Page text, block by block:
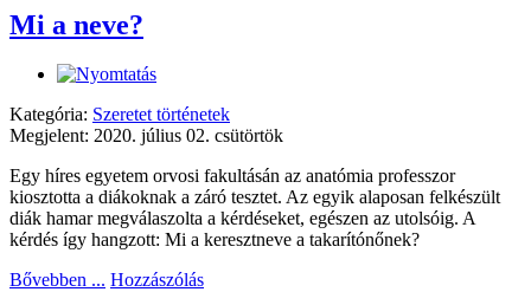
Mi a neve?
Kategória: Szeretet történetek
Megjelent: 2020. július 02. csütörtök
Egy híres egyetem orvosi fakultásán az anatómia professzor
kiosztotta a diákoknak a záró tesztet. Az egyik alaposan felkészült
diák hamar megválaszolta a kérdéseket, egészen az utolsóig. A
kérdés így hangzott: Mi a keresztneve a takarítónőnek?
Bővebben ... Hozzászólás